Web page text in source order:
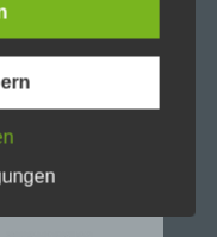
telefonisch, an
auf den
beim Erlass
(DS-GVO)